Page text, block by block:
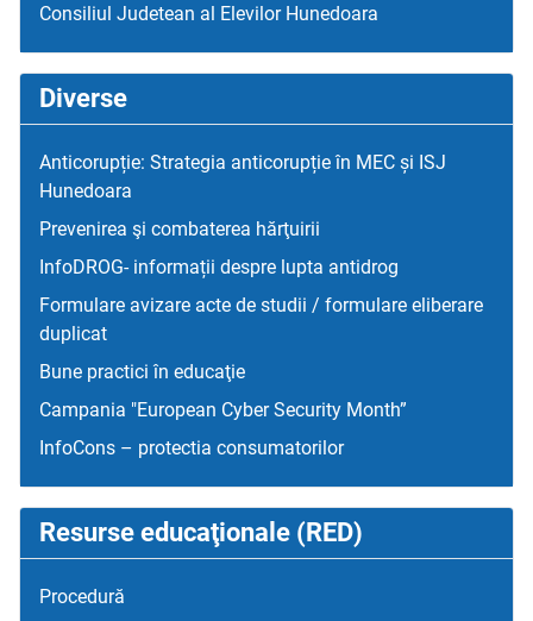
Consiliul Judetean al Elevilor Hunedoara
Diverse
Anticorupție: Strategia anticorupție în MEC și ISJ
Hunedoara
Prevenirea şi combaterea hărţuirii
InfoDROG- informații despre lupta antidrog
Formulare avizare acte de studii / formulare eliberare
duplicat
Bune practici în educaţie
Campania "European Cyber Security Month”
InfoCons – protectia consumatorilor
Resurse educaţionale (RED)
Procedură